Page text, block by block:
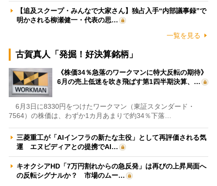
【追及スクープ・みんなで大家さん】独占入手“内部議事録”で
明かされる柳瀬健一・代表の思…
一覧を見る
古賀真人「発掘！好決算銘柄」
《株価34％急落のワークマンに特大反転の期待》
6月の売上低迷を吹き飛ばす第1四半期決算、…
6月3日に8330円をつけたワークマン（東証スタンダード・
7564）の株価は、わずか1カ月あまりで約34％下落…
三菱重工が「AIインフラの新たな主役」として再評価される気
運 エヌビディアとの提携でAI…
キオクシアHD「7万円割れからの急反発」は再びの上昇局面へ
の反転シグナルか？ 市場のムー…